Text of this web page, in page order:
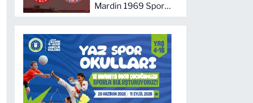
Mardin 1969 Spor
maçını canlı izle